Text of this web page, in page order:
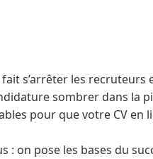
fait s’arrêter les recruteurs
sombrer dans la
pour que votre CV
: on pose les bases du